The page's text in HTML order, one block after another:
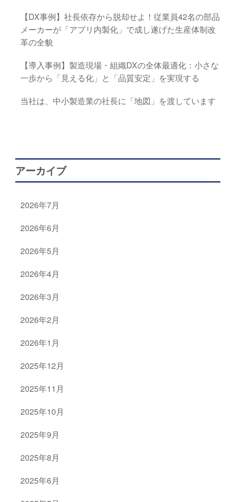
【DX事例】社長依存から脱却せよ！従業員42名の部品
メーカーが「アプリ内製化」で成し遂げた生産体制改
革の全貌
【導入事例】製造現場・組織DXの全体最適化：小さな
一歩から「見える化」と「品質安定」を実現する
当社は、中小製造業の社長に「地図」を渡しています
アーカイブ
2026年7月
2026年6月
2026年5月
2026年4月
2026年3月
2026年2月
2026年1月
2025年12月
2025年11月
2025年10月
2025年9月
2025年8月
2025年6月